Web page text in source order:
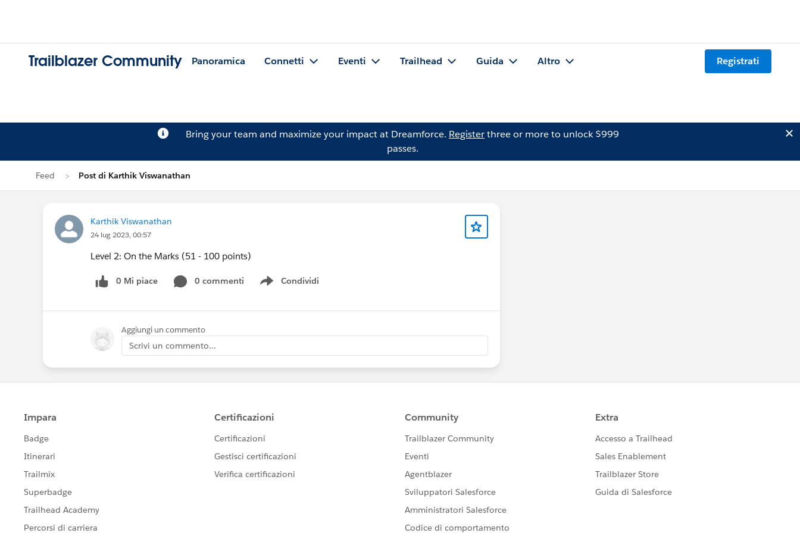
Trailblazer Community Panoramica Connetti Eventi Trailhead Guida Altro Registrati
Bring your team and maximize your impact at Dreamforce. Registerthree or more to unlock $999
passes.
Feed Post di Karthik Viswanathan
Karthik Viswanathan
24 lug 2023, 00:57
Level 2: On the Marks (51 - 100 points)
0 Mi piace 0 commenti Condividi
Show menu
Aggiungi un commento
Scrivi un commento...